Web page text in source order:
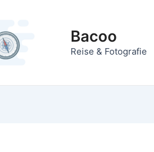
Bacoo
Reise & Fotografie